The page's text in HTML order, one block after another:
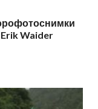
Waider